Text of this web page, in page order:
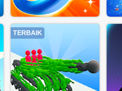
TERBAIK